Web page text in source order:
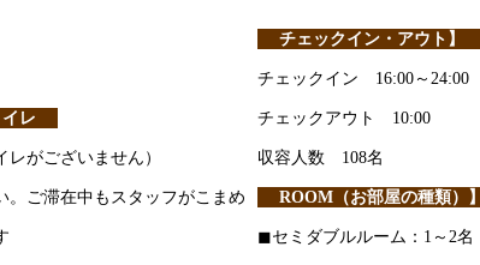
レ
がございません）
。ご滞在中もスタッフがこまめ
チェックイン・アウト】
チェックイン 16:00～24:00
チェックアウト 10:00
収容人数 108名
ROOM（お部屋の種類）】
◼︎セミダブルルーム：1～2名